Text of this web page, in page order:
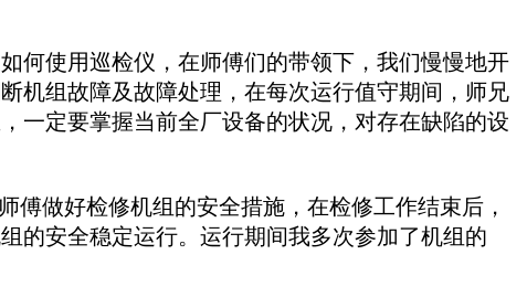
使用巡检仪，在师傅们的带领下，我们慢慢地开
机组故障及故障处理，在每次运行值守期间，师兄
一定要掌握当前全厂设备的状况，对存在缺陷的设
做好检修机组的安全措施，在检修工作结束后，
的安全稳定运行。运行期间我多次参加了机组的